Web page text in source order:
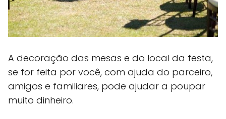
A decoração das mesas e do local da festa,
se for feita por você, com ajuda do parceiro,
amigos e familiares, pode ajudar a poupar
muito dinheiro.